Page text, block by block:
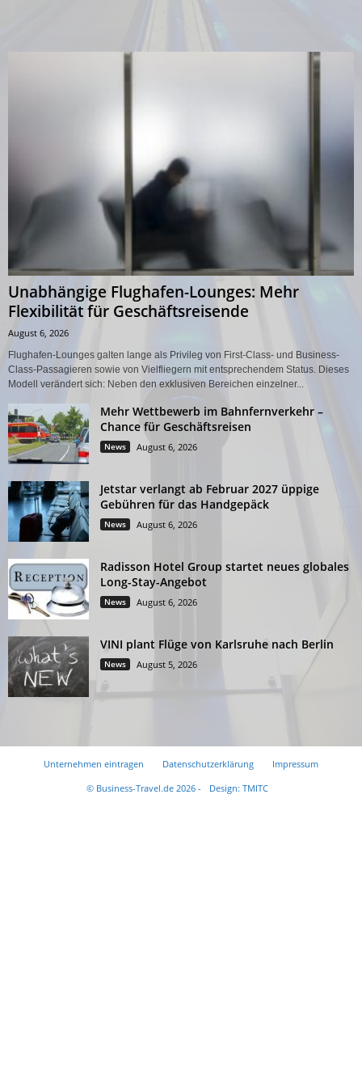
Unabhängige Flughafen-Lounges: Mehr
Flexibilität für Geschäftsreisende
August 6, 2026
Flughafen-Lounges galten lange als Privileg von First-Class- und Business-
Class-Passagieren sowie von Vielfliegern mit entsprechendem Status. Dieses
Modell verändert sich: Neben den exklusiven Bereichen einzelner...
Mehr Wettbewerb im Bahnfernverkehr –
Chance für Geschäftsreisen
News August 6, 2026
Jetstar verlangt ab Februar 2027 üppige
Gebühren für das Handgepäck
News August 6, 2026
Radisson Hotel Group startet neues globales
Long-Stay-Angebot
News August 6, 2026
VINI plant Flüge von Karlsruhe nach Berlin
News August 5, 2026
Unternehmen eintragen Datenschutzerklärung
Impressum
© Business-Travel.de 2026 -
Design: TMITC